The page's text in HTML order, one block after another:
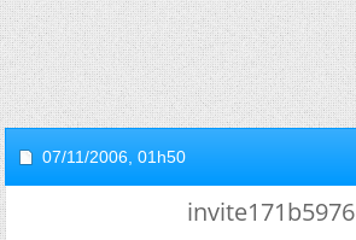
07/11/2006, 01h50
invite171b5976